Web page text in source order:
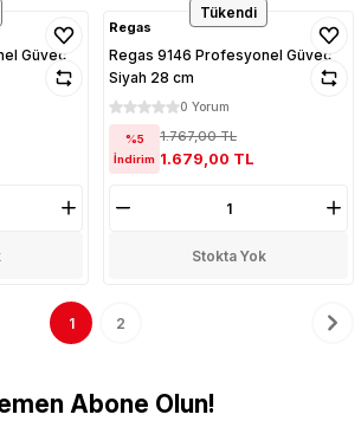
Güveç
Tükendi
Regas
Regas 9146 Profesyonel Güveç
Siyah 28 cm
0 Yorum
%5
İndirim
1.767,00 TL
1.679,00 TL
Stokta Yok
1 2
Abone Olun!